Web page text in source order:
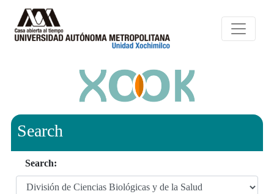
Search
Search: